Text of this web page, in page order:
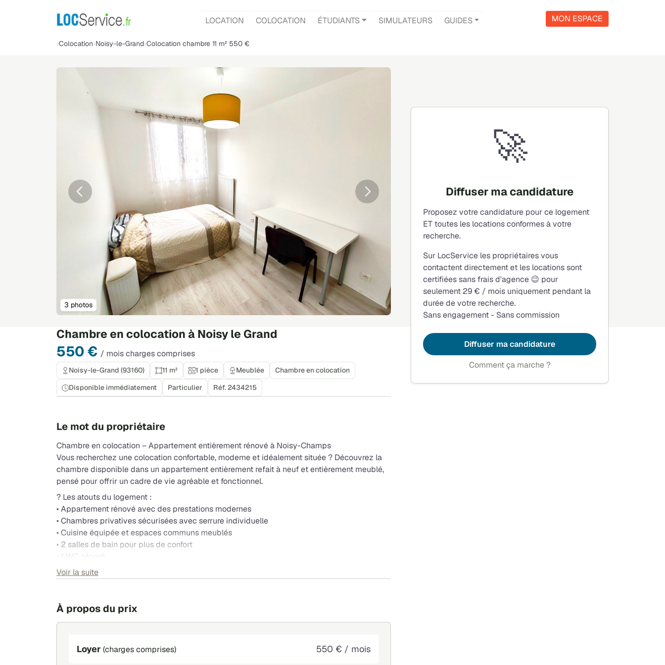
LOCATION COLOCATION ÉTUDIANTS SIMULATEURS GUIDES MON ESPACE
Colocation Noisy-le-Grand Colocation chambre 11 m² 550 €
Chambre en colocation à Noisy le Grand
550 € / mois charges comprises
Précédente Suivante
3 photos
Noisy-le-Grand (93160) 11 m² 1 pièce Meublée
Chambre en colocation
Disponible immédiatement
Particulier Réf. 2434215
Le mot du propriétaire
Chambre en colocation – Appartement entièrement rénové à Noisy-Champs
Vous recherchez une colocation confortable, moderne et idéalement située ? Découvrez la
chambre disponible dans un appartement entièrement refait à neuf et entièrement meublé,
pensé pour offrir un cadre de vie agréable et fonctionnel.
? Les atouts du logement :
• Appartement rénové avec des prestations modernes
• Chambres privatives sécurisées avec serrure individuelle
• Cuisine équipée et espaces communs meublés
• 2 salles de bain pour plus de confort
• 1 WC séparé
• Ambiance calme et conviviale
• Accès rapide aux universités, écoles, commerces et bassins d'emploi
• Quartier pratique et bien desservi
• À partir de 470 € / mois selon la taille de la chambre
Voir la suite
À propos du prix
Loyer (charges comprises) 550 € / mois
🚀
Diffuser ma candidature
Proposez votre candidature pour ce logement
ET toutes les locations conformes à votre
recherche.
Sur LocService les propriétaires vous
contactent directement et les locations sont
certifiées sans frais d'agence 😉 pour
seulement 29 € / mois uniquement pendant la
durée de votre recherche.
Sans engagement - Sans commission
Diffuser ma candidature
Comment ça marche ?